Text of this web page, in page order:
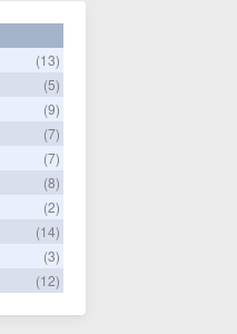
(13)
(5)
(9)
(7)
(7)
(8)
(2)
(14)
(3)
(12)